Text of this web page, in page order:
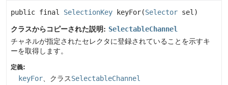
public final SelectionKey keyFor(Selector sel)
クラスからコピーされた説明: SelectableChannel
チャネルが指定されたセレクタに登録されていることを示すキ
ーを取得します。
定義:
keyFor 、クラスSelectableChannel